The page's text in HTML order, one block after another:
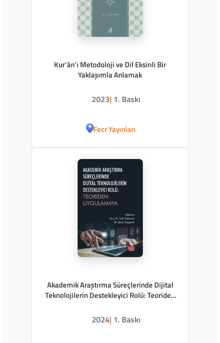
Kur’ân’ı Metodoloji ve Dil Eksinli Bir
Yaklaşımla Anlamak
2023| 1. Baskı
Fecr Yayınları
Akademik Araştırma Süreçlerinde Dijital
Teknolojilerin Destekleyici Rolü: Teoriden
2024| 1. Baskı